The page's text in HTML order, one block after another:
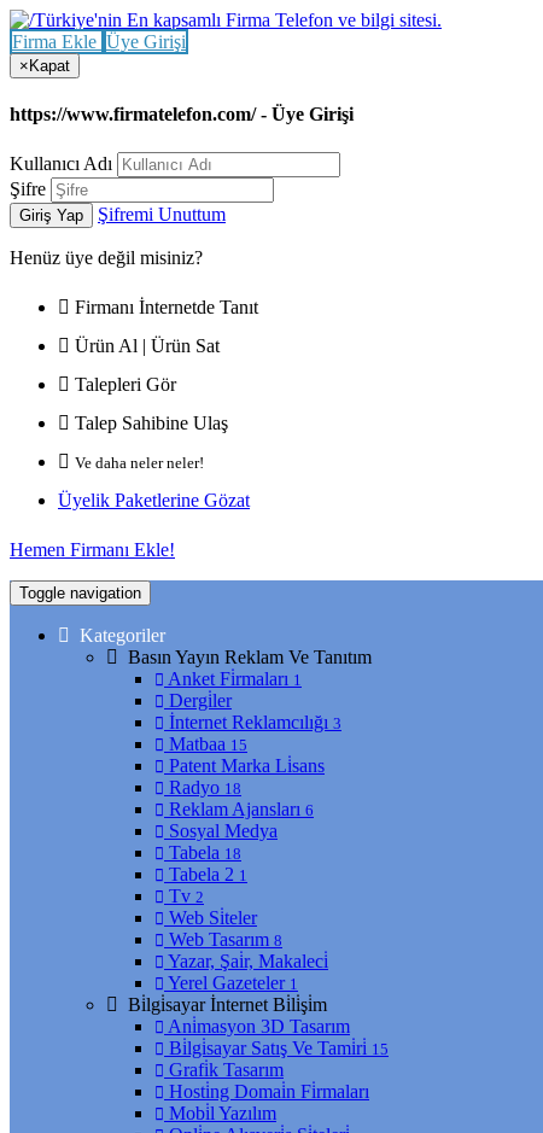
Firma Ekle Üye Girişi
× Kapat
https://www.firmatelefon.com/ - Üye Girişi
Kullanıcı Adı
Şifre
Giriş Yap Şifremi Unuttum
Henüz üye değil misiniz?
Firmanı İnternetde Tanıt
Ürün Al | Ürün Sat
Talepleri Gör
Talep Sahibine Ulaş
Ve daha neler neler!
Üyelik Paketlerine Gözat
Hemen Firmanı Ekle!
Toggle navigation
Kategoriler
Basın Yayın Reklam Ve Tanıtım
Anket Fi̇rmaları 1
Dergi̇ler
İnternet Reklamcılığı 3
Matbaa 15
Patent Marka Li̇sans
Radyo 18
Reklam Ajansları 6
Sosyal Medya
Tabela 18
Tabela 2 1
Tv 2
Web Si̇teler
Web Tasarım 8
Yazar, Şai̇r, Makaleci̇
Yerel Gazeteler 1
Bi̇lgi̇sayar İnternet Bi̇li̇şi̇m
Ani̇masyon 3D Tasarım
Bi̇lgi̇sayar Satış Ve Tami̇ri̇ 15
Grafi̇k Tasarım
Hosti̇ng Domai̇n Fi̇rmaları
Mobi̇l Yazılım